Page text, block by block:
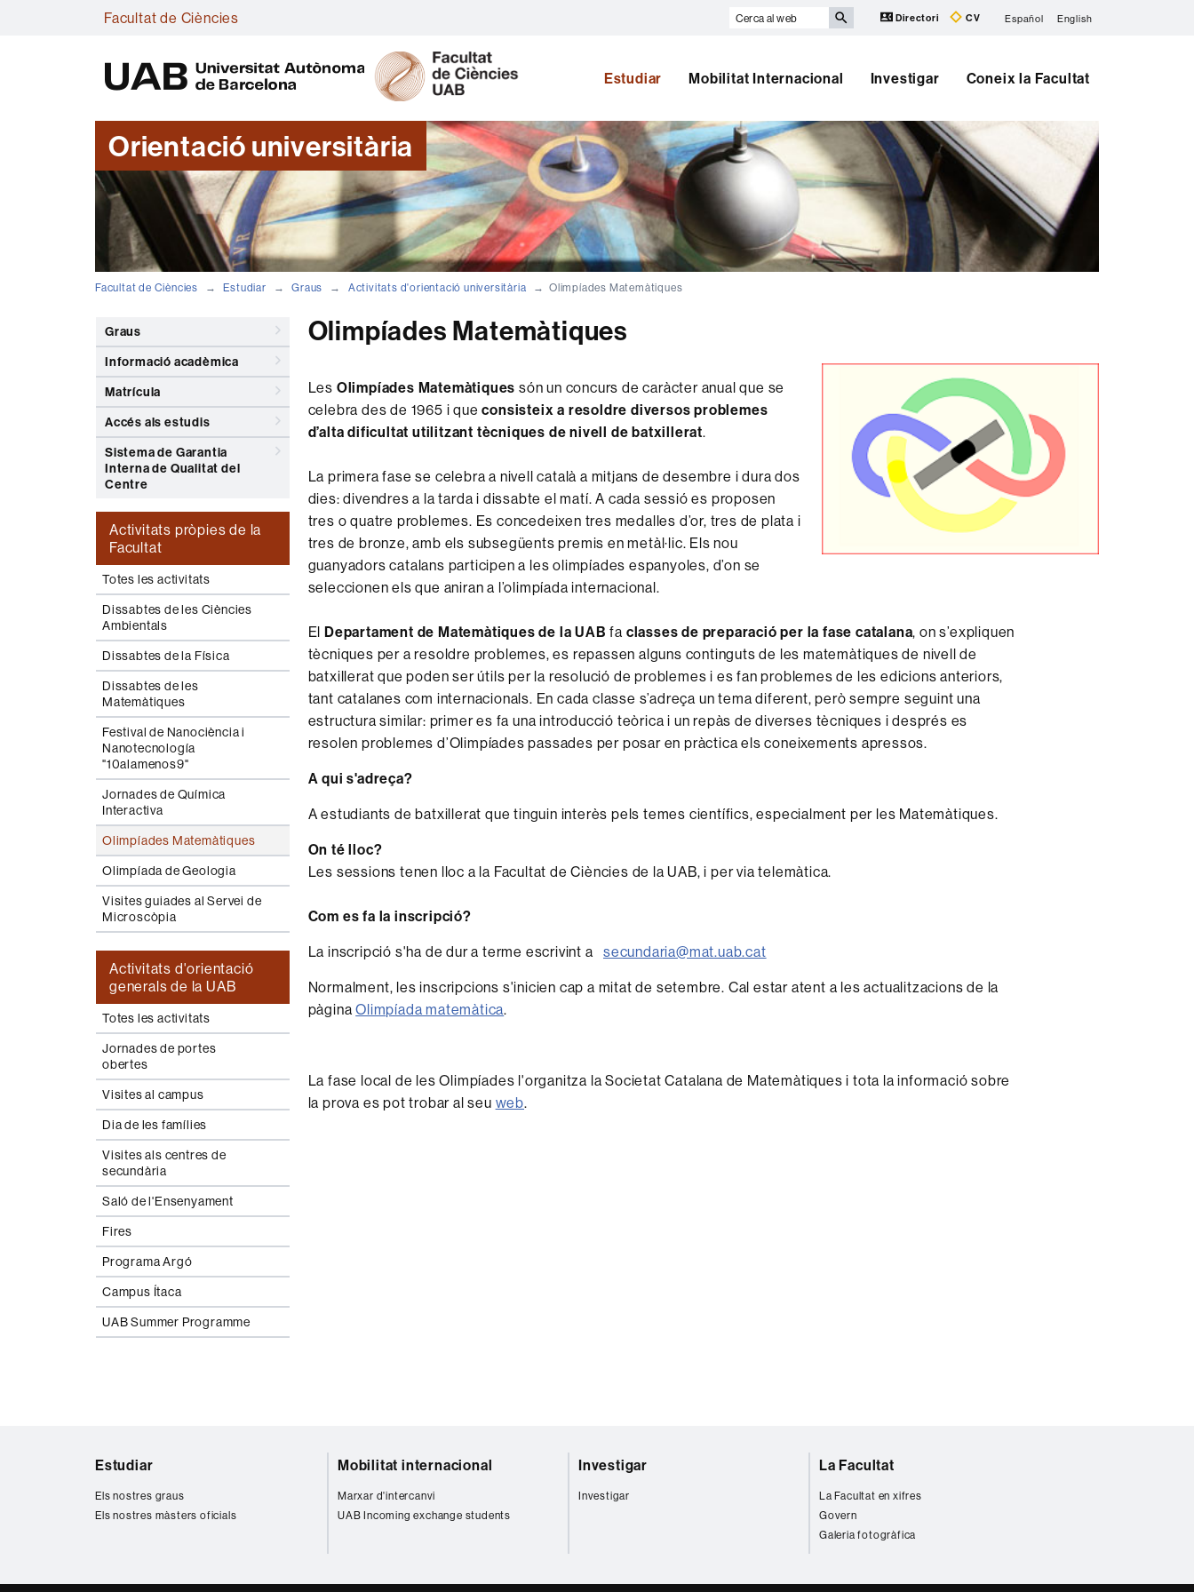
Facultat de Ciències
Cerca
Directori CV Español English
B
Estudiar Mobilitat Internacional Investigar Coneix la Facultat
Orientació universitària
Facultat de Ciències Estudiar Graus Activitats d'orientació universitària Olimpíades Matemàtiques
Graus
Informació acadèmica
Matrícula
Accés als estudis
Sistema de Garantia
Interna de Qualitat del
Centre
Activitats pròpies de la
Facultat
Totes les activitats
Dissabtes de les Ciències
Ambientals
Dissabtes de la Física
Dissabtes de les
Matemàtiques
Festival de Nanociència i
Nanotecnología
"10alamenos9"
Jornades de Química
Interactiva
Olimpíades Matemàtiques
Olimpíada de Geologia
Visites guiades al Servei de
Microscòpia
Activitats d'orientació
generals de la UAB
Totes les activitats
Jornades de portes
obertes
Visites al campus
Dia de les famílies
Visites als centres de
secundària
Saló de l'Ensenyament
Fires
Programa Argó
Campus Ítaca
UAB Summer Programme
Olimpíades Matemàtiques
Les Olimpíades Matemàtiques són un concurs de caràcter anual que se
celebra des de 1965 i queconsisteix a resoldre diversos problemes
d’alta dificultat utilitzant tècniques de nivell de batxillerat.
La primera fase se celebra a nivell català a mitjans de desembre i dura dos
dies: divendres a la tarda i dissabte el matí. A cada sessió es proposen
tres o quatre problemes. Es concedeixen tres medalles d’or, tres de plata i
tres de bronze, amb els subsegüents premis en metàl·lic. Els nou
guanyadors catalans participen a les olimpíades espanyoles, d’on se
seleccionen els que aniran a l’olimpíada internacional.
El Departament de Matemàtiques de la UAB fa classes de preparació per la fase catalana, on s’expliquen
tècniques per a resoldre problemes, es repassen alguns continguts de les matemàtiques de nivell de
batxillerat que poden ser útils per la resolució de problemes i es fan problemes de les edicions anteriors,
tant catalanes com internacionals. En cada classe s’adreça un tema diferent, però sempre seguint una
estructura similar: primer es fa una introducció teòrica i un repàs de diverses tècniques i després es
resolen problemes d’Olimpíades passades per posar en pràctica els coneixements apressos.
A qui s'adreça?
A estudiants de batxillerat que tinguin interès pels temes científics, especialment per les Matemàtiques.
On té lloc?
Les sessions tenen lloc a la Facultat de Ciències de la UAB, i per via telemàtica.
Com es fa la inscripció?
La inscripció s'ha de dur a terme escrivint a secundaria@mat.uab.cat
Normalment, les inscripcions s'inicien cap a mitat de setembre. Cal estar atent a les actualitzacions de la
pàginaOlimpíada matemàtica.
La fase local de les Olimpíades l'organitza la Societat Catalana de Matemàtiques i tota la informació sobre
la prova es pot trobar al seu web.
Estudiar
Els nostres graus
Els nostres màsters oficials
Mobilitat internacional
Marxar d'intercanvi
UAB Incoming exchange students
Investigar
Investigar
La Facultat
La Facultat en xifres
Govern
Galeria fotogràfica